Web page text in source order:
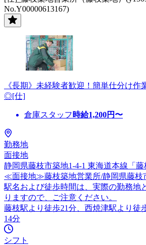
No.Y00000613167)
《長期》未経験者歓迎！簡単仕分け
◎[仕]
倉庫スタッフ 時給1,200円〜
勤務地
面接地
静岡県藤枝市築地1-4-1 東海道本線「
≪面接地≫藤枝築地営業所/静岡県藤枝
駅名および徒歩時間は、実際の勤務地
りますので、ご注意ください。
藤枝駅より徒歩21分、西焼津駅より徒
14分
シフト